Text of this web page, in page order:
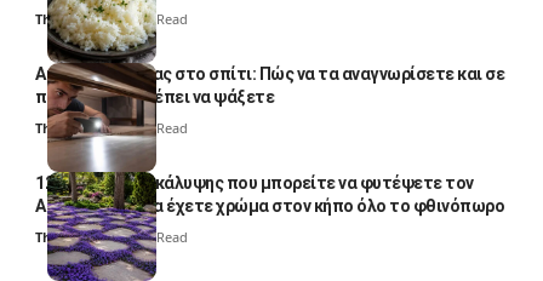
Thali Ombre4 Min Read
Αυγά κατσαρίδας στο σπίτι: Πώς να τα αναγνωρίσετε και σε
ποια σημεία πρέπει να ψάξετε
Thali Ombre4 Min Read
12 φυτά εδαφοκάλυψης που μπορείτε να φυτέψετε τον
Αύγουστο για να έχετε χρώμα στον κήπο όλο το φθινόπωρο
Thali Ombre7 Min Read